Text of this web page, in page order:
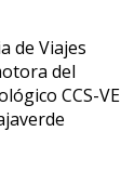
de Viajes
del
CCS-VE